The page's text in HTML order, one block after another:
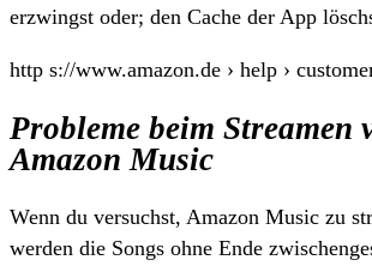
erzwingst oder; den Cache der App
http s://www.amazon.de › help ›
Probleme beim Streamen
Amazon Music
Wenn du versuchst, Amazon Music zu
werden die Songs ohne Ende